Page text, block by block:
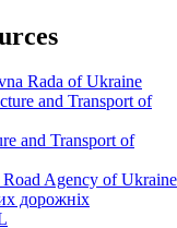
Rada of Ukraine
and Transport of
Road Agency of Ukraine